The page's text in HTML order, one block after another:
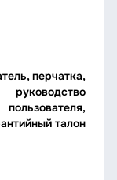
перчатка,
руководство
пользователя,
талон